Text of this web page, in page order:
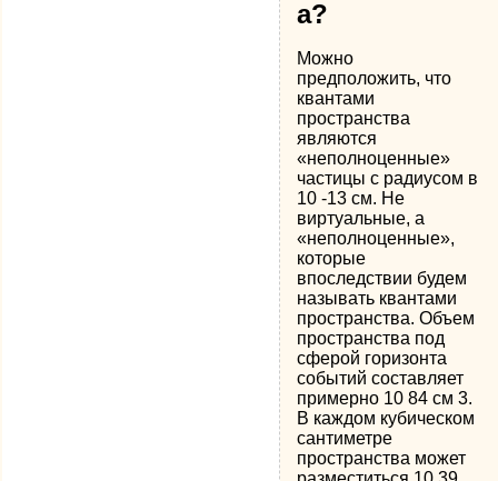
а?
Можно
предположить, что
квантами
пространства
являются
«неполноценные»
частицы с радиусом в
10 -13 см. Не
виртуальные, а
«неполноценные»,
которые
впоследствии будем
называть квантами
пространства. Объем
пространства под
сферой горизонта
событий составляет
примерно 10 84 см 3.
В каждом кубическом
сантиметре
пространства может